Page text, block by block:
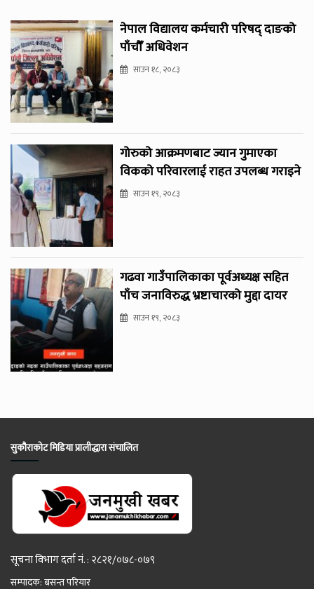
नेपाल विद्यालय कर्मचारी परिषद् दाङको
पाँचौँ अधिवेशन
साउन १८, २०८३
गोरुको आक्रमणबाट ज्यान गुमाएका
विकको परिवारलाई राहत उपलब्ध गराइने
साउन १९, २०८३
गढवा गाउँपालिकाका पूर्वअध्यक्ष सहित
पाँच जनाविरुद्ध भ्रष्टाचारको मुद्दा दायर
साउन १९, २०८३
सुकौराकोट मिडिया प्रालीद्धारा संचालित
सूचना विभाग दर्ता नं. : २८२१/०७८-०७९
सम्पादक: बसन्त परियार